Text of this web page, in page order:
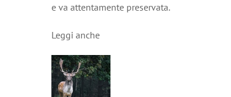
e va attentamente preservata.
Leggi anche